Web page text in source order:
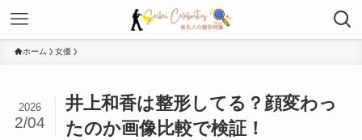
ホーム 女優
井上和香は整形してる？顔変わっ
たのか画像比較で検証！
2026
2/04